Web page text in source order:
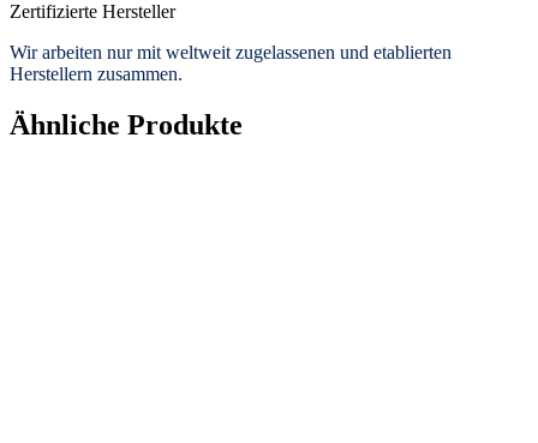
Zertifizierte Hersteller
Wir arbeiten nur mit weltweit zugelassenen und etablierten
Herstellern zusammen.
Ähnliche Produkte